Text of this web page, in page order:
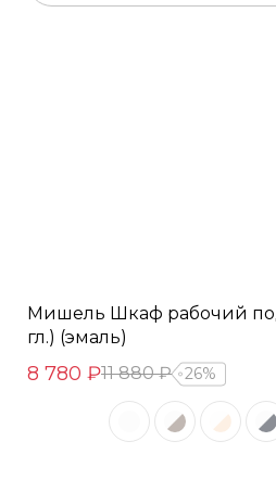
Мишель Шкаф рабочий
гл.) (эмаль)
8 780 ₽11 880 ₽ 26%